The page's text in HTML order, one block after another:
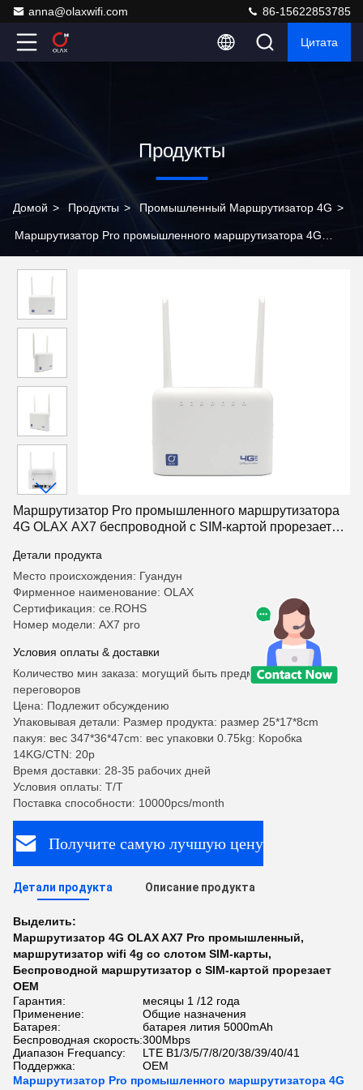
anna@olaxwifi.com 86-15622853785
Цитата
Продукты
Домой > Продукты > Промышленный Маршрутизатор 4G >
Маршрутизатор Pro промышленного маршрутизатора 4G
Маршрутизатор Pro промышленного маршрутизатора
4G OLAX AX7 беспроводной с SIM-картой прорезает
Детали продукта
Место происхождения: Гуандун
Фирменное наименование: OLAX
Сертификация: ce.ROHS
Номер модели: AX7 pro
Условия оплаты & доставки
Количество мин заказа: могущий быть предметом
переговоров
Цена: Подлежит обсуждению
Упаковывая детали: Размер продукта: размер 25*17*8cm
пакуя: вес 347*36*47cm: вес упаковки 0.75kg: Коробка
14KG/CTN: 20p
Время доставки: 28-35 рабочих дней
Условия оплаты: T/T
Поставка способности: 10000pcs/month
Получите самую лучшую цену
Детали продукта Описание продукта
Выделить:
Маршрутизатор 4G OLAX AX7 Pro промышленный,
маршрутизатор wifi 4g со слотом SIM-карты,
Беспроводной маршрутизатор с SIM-картой прорезает
OEM
Гарантия:
месяцы 1 /12 года
Применение:
Общие назначения
Батарея:
батарея лития 5000mAh
Беспроводная скорость:300Mbps
Диапазон Frequancy:
LTE B1/3/5/7/8/20/38/39/40/41
Поддержка:
OEM
Маршрутизатор Pro промышленного маршрутизатора 4G